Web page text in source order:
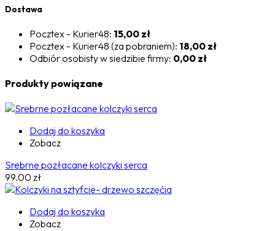
Dostawa
Pocztex - Kurier48: 15,00 zł
Pocztex - Kurier48 (za pobraniem): 18,00 zł
Odbiór osobisty w siedzibie firmy: 0,00 zł
Produkty powiązane
Dodaj do koszyka
Zobacz
Srebrne pozłacane kolczyki serca
99.00 zł
Dodaj do koszyka
Zobacz